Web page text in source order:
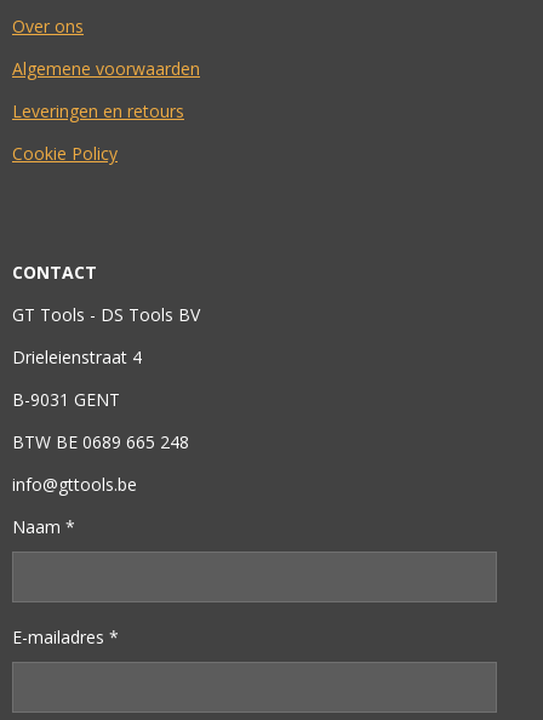
Over ons
Algemene voorwaarden
Leveringen en retours
Cookie Policy
CONTACT
GT Tools - DS Tools BV
Drieleienstraat 4
B-9031 GENT
BTW BE 0689 665 248
info@gttools.be
Naam *
E-mailadres *